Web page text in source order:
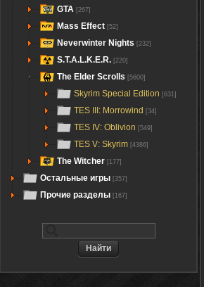
GTA [267]
Mass Effect [52]
Neverwinter Nights [232]
S.T.A.L.K.E.R. [220]
The Elder Scrolls [5600]
Skyrim Special Edition [631]
TES III: Morrowind [34]
TES IV: Oblivion [549]
TES V: Skyrim [4386]
The Witcher [177]
Остальные игры [357]
Прочие разделы [167]